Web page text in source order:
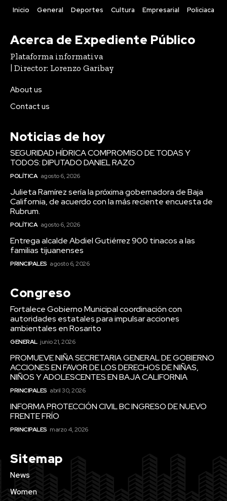
Inicio General Deportes Cultura Empresarial Policiaca
Acerca de Expediente Público
Plataforma informativa
| Director: Lorenzo Garibay
About us
Contact us
Noticias de hoy
SEGURIDAD HÍDRICA COMPROMISO DE TODAS Y
TODOS: DIPUTADO DANIEL RAZO
POLÍTICA agosto 6, 2026
Julieta Ramírez sería la próxima gobernadora de Baja
California, de acuerdo con la más reciente encuesta de
Rubrum.
POLÍTICA agosto 6, 2026
Entrega alcalde Abdiel Gutiérrez 900 tinacos a las
familias tijuanenses
PRINCIPALES agosto 6, 2026
Congreso
Fortalece Gobierno Municipal coordinación con
autoridades estatales para impulsar acciones
ambientales en Rosarito
GENERAL junio 21, 2026
PROMUEVE NIÑA SECRETARIA GENERAL DE GOBIERNO
ACCIONES EN FAVOR DE LOS DERECHOS DE NIÑAS,
NIÑOS Y ADOLESCENTES EN BAJA CALIFORNIA
PRINCIPALES abril 30, 2026
INFORMA PROTECCIÓN CIVIL BC INGRESO DE NUEVO
FRENTE FRÍO
PRINCIPALES marzo 4, 2026
Sitemap
News
Women